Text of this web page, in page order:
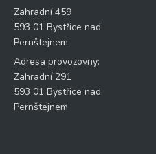
Zahradní 459
593 01 Bystřice nad
Pernštejnem
Adresa provozovny:
Zahradní 291
593 01 Bystřice nad
Pernštejnem